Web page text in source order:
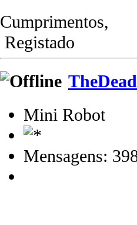
Cumprimentos,
Registado
Mini Robot
Mensagens: